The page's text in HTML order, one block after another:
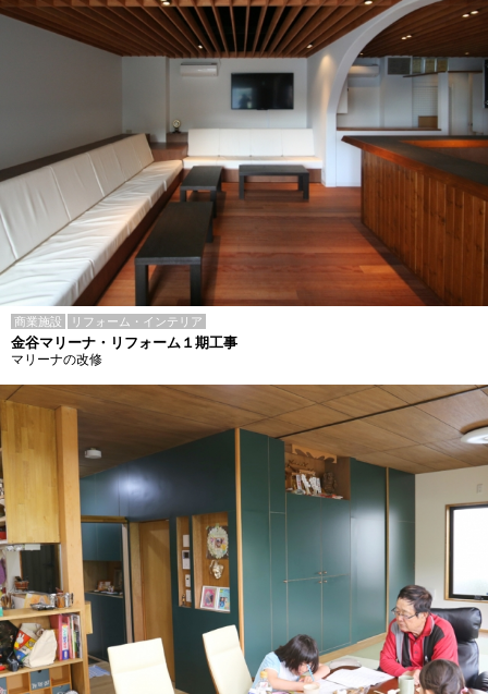
商業施設 リフォーム・インテリア
金谷マリーナ・リフォーム１期工事
マリーナの改修